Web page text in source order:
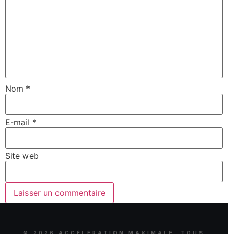
Nom *
E-mail *
Site web